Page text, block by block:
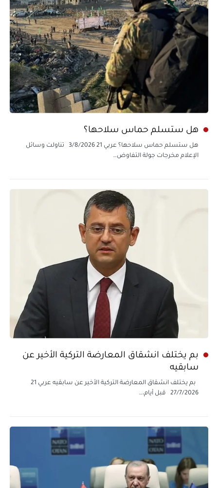
هل ستسلم حماس سلاحها؟
هل ستسلم حماس سلاحها؟ عربي 21 3/8/2026 تناولت وسائل
الإعلام مخرجات جولة التفاوض…
بم يختلف انشقاق المعارضة التركية الأخير عن
سابقيه
بم يختلف انشقاق المعارضة التركية الأخير عن سابقيه عربي 21
27/7/2026 قبل أيام،…